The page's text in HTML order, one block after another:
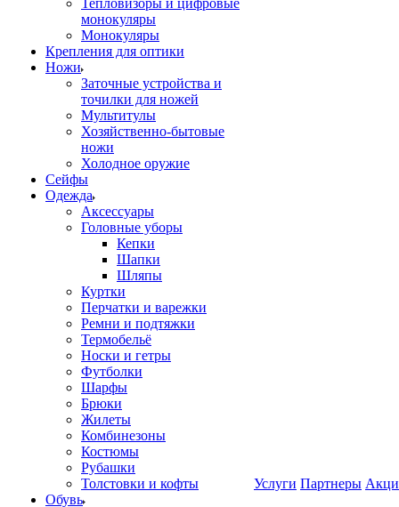
Тепловизоры и цифровые
монокуляры
Монокуляры
Крепления для оптики
Ножи
Заточные устройства и
точилки для ножей
Мультитулы
Хозяйственно-бытовые
ножи
Холодное оружие
Сейфы
Одежда
Аксессуары
Головные уборы
Кепки
Шапки
Шляпы
Куртки
Перчатки и варежки
Ремни и подтяжки
Термобельё
Носки и гетры
Футболки
Шарфы
Брюки
Жилеты
Комбинезоны
Костюмы
Рубашки
Толстовки и кофты
Обувь
Услуги Партнеры